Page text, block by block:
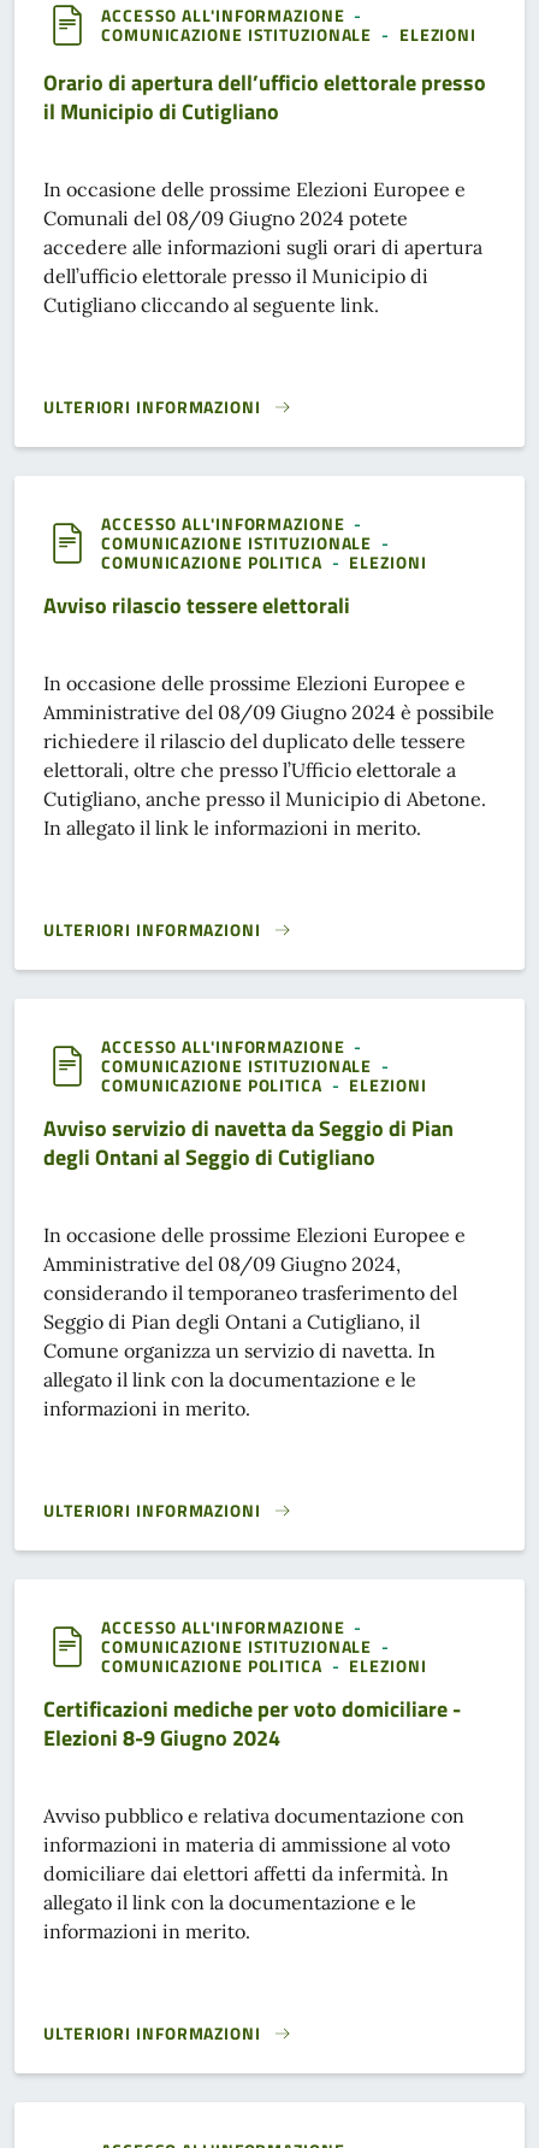
ACCESSO ALL'INFORMAZIONE -
COMUNICAZIONE ISTITUZIONALE - ELEZIONI
Orario di apertura dell’ufficio elettorale presso
il Municipio di Cutigliano
In occasione delle prossime Elezioni Europee e
Comunali del 08/09 Giugno 2024 potete
accedere alle informazioni sugli orari di apertura
dell’ufficio elettorale presso il Municipio di
Cutigliano cliccando al seguente link.
ULTERIORI INFORMAZIONI
ORARIO DI APERTURA DELL’UFFICIO ELETTORALE
ACCESSO ALL'INFORMAZIONE -
COMUNICAZIONE ISTITUZIONALE -
COMUNICAZIONE POLITICA - ELEZIONI
Avviso rilascio tessere elettorali
In occasione delle prossime Elezioni Europee e
Amministrative del 08/09 Giugno 2024 è possibile
richiedere il rilascio del duplicato delle tessere
elettorali, oltre che presso l’Ufficio elettorale a
Cutigliano, anche presso il Municipio di Abetone.
In allegato il link le informazioni in merito.
ULTERIORI INFORMAZIONI
AVVISO RILASCIO TESSERE ELETTORALI}
ACCESSO ALL'INFORMAZIONE -
COMUNICAZIONE ISTITUZIONALE -
COMUNICAZIONE POLITICA - ELEZIONI
Avviso servizio di navetta da Seggio di Pian
degli Ontani al Seggio di Cutigliano
In occasione delle prossime Elezioni Europee e
Amministrative del 08/09 Giugno 2024,
considerando il temporaneo trasferimento del
Seggio di Pian degli Ontani a Cutigliano, il
Comune organizza un servizio di navetta. In
allegato il link con la documentazione e le
informazioni in merito.
ULTERIORI INFORMAZIONI
AVVISO SERVIZIO DI NAVETTA DA SEGGIO DI PIAN DEGLI
ACCESSO ALL'INFORMAZIONE -
COMUNICAZIONE ISTITUZIONALE -
COMUNICAZIONE POLITICA - ELEZIONI
Certificazioni mediche per voto domiciliare -
Elezioni 8-9 Giugno 2024
Avviso pubblico e relativa documentazione con
informazioni in materia di ammissione al voto
domiciliare dai elettori affetti da infermità. In
allegato il link con la documentazione e le
informazioni in merito.
ULTERIORI INFORMAZIONI
CERTIFICAZIONI MEDICHE PER VOTO DOMICILIARE -